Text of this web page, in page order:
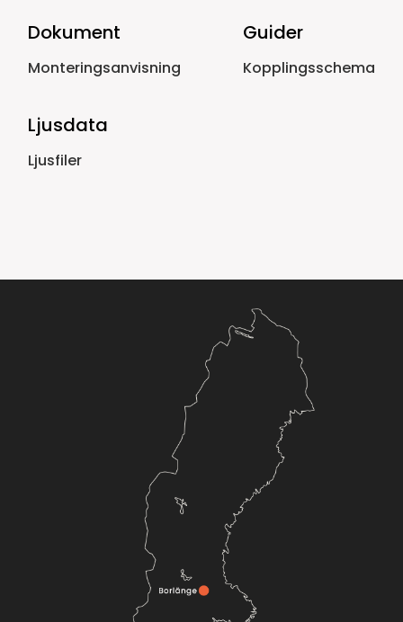
Dokument
Monteringsanvisning
Guider
Kopplingsschema
Ljusdata
Ljusfiler